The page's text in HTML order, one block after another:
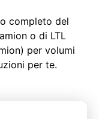
completo del
o di LTL
per volumi
per te.